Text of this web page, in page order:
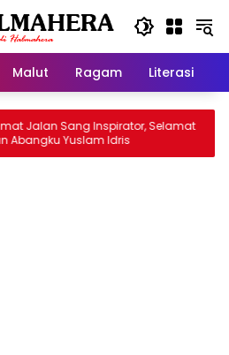
Malut Ragam Literasi
Sang Inspirator, Selamat
Yuslam Idris